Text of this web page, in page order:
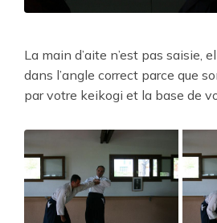
La main d’aite n’est pas saisie,
dans l’angle correct parce que
par votre keikogi et la base de